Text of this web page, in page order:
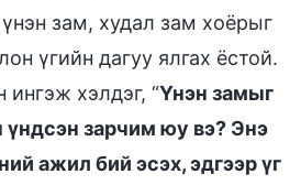
зам, худал зам хоёрыг
үгийн дагуу ялгах ёстой.
ингэж хэлдэг, “Үнэн замыг
үндсэн зарчим юу вэ? Энэ
ажил бий эсэх, эдгээр үг